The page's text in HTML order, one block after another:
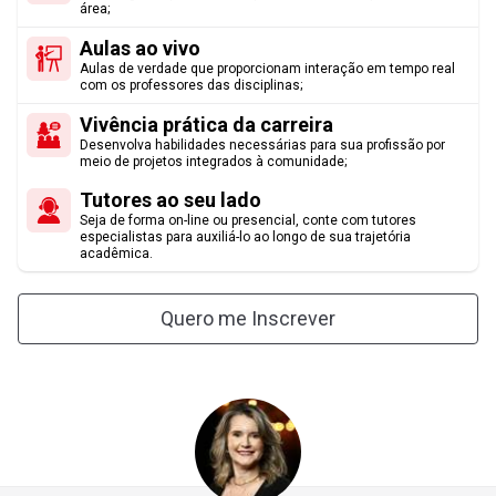
Conhecer as doutrinas, princípios e legislação cooperativista;
Desenvolver, gerenciar e incentivar atividades ligadas ao
associativismo;
Aplicar métodos e tecnologias nas cooperativas dos mais
diversos ramos;
Atender o interesse dos associados da cooperativa;
Estruturar uma cooperativa de qualquer ramo cooperativista;
Entender a diferença entre bancos comerciais e cooperativas de
Compreender o sistema financeiro nacional;
6 Cálculos Financeiros
7 Doutrina e Princípios do Cooperativismo
MÓDULO 5
Economia Solidária e Circular
Extensão I
Finanças Empresariais
área;
Aulas ao vivo
Aulas de verdade que proporcionam interação em tempo real
com os professores das disciplinas;
Vivência prática da carreira
Desenvolva habilidades necessárias para sua profissão por
meio de projetos integrados à comunidade;
Tutores ao seu lado
Seja de forma on-line ou presencial, conte com tutores
especialistas para auxiliá-lo ao longo de sua trajetória
acadêmica.
Quero me Inscrever